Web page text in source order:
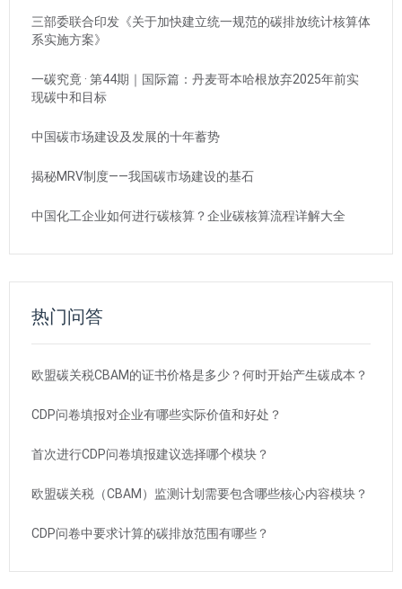
三部委联合印发《关于加快建立统一规范的碳排放统计核算体
系实施方案》
一碳究竟 · 第44期｜国际篇：丹麦哥本哈根放弃2025年前实
现碳中和目标
中国碳市场建设及发展的十年蓄势
揭秘MRV制度——我国碳市场建设的基石
中国化工企业如何进行碳核算？企业碳核算流程详解大全
热门问答
欧盟碳关税CBAM的证书价格是多少？何时开始产生碳成本？
CDP问卷填报对企业有哪些实际价值和好处？
首次进行CDP问卷填报建议选择哪个模块？
欧盟碳关税（CBAM）监测计划需要包含哪些核心内容模块？
CDP问卷中要求计算的碳排放范围有哪些？